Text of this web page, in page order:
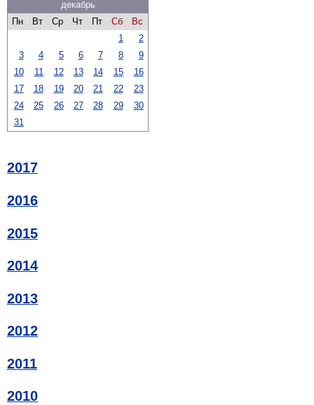
декабрь
Пн
Вт Ср Чт Пт Сб
Вс
1
2
3
4 5 6 7 8
9
10
11 12 13 14 15
16
17
18 19 20 21 22
23
24
25 26 27 28 29
30
31
2017
2016
2015
2014
2013
2012
2011
2010